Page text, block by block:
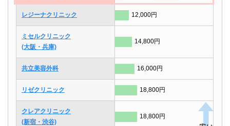
レジーナクリニック 12,000円
ミセルクリニック
(大阪・兵庫)
14,800円
共立美容外科 16,000円
リゼクリニック 18,800円
クレアクリニック
(新宿・渋谷)
18,800円